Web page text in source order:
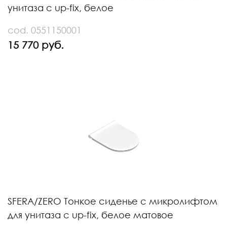
унитаза с up-fix, белое
cod. 0551150001
15 770 руб.
SFERA/ZERO Тонкое сиденье с микролифтом
для унитаза с up-fix, белое матовое